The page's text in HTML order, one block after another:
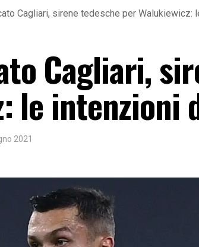
Cagliari, sirene tedesche per Walukiewicz:
Cagliari,
le intenzioni
2021